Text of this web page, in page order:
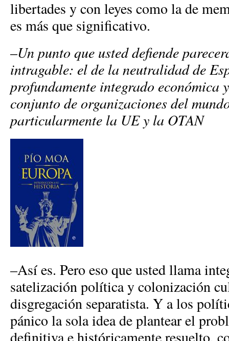
libertades y con leyes como la de
es más que significativo.
–Un punto que usted defiende
intragable: el de la neutralidad de
profundamente integrado económica
conjunto de organizaciones del
particularmente la UE y la OTAN
–Así es. Pero eso que usted llama
satelización política y colonización
disgregación separatista. Y a los
pánico la sola idea de plantear el
definitiva e históricamente resuelto,